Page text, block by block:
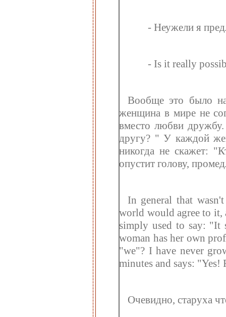
- Неужели я
- Is it really
Вообще это было
женщина в мире не
вместо любви
другу? " У каждой
никогда не скажет:
опустит голову,
In general that
world would agree to it,
simply used to say: "It
woman has her own
"we"? I have never
minutes and says: "Yes!
Очевидно, старуха